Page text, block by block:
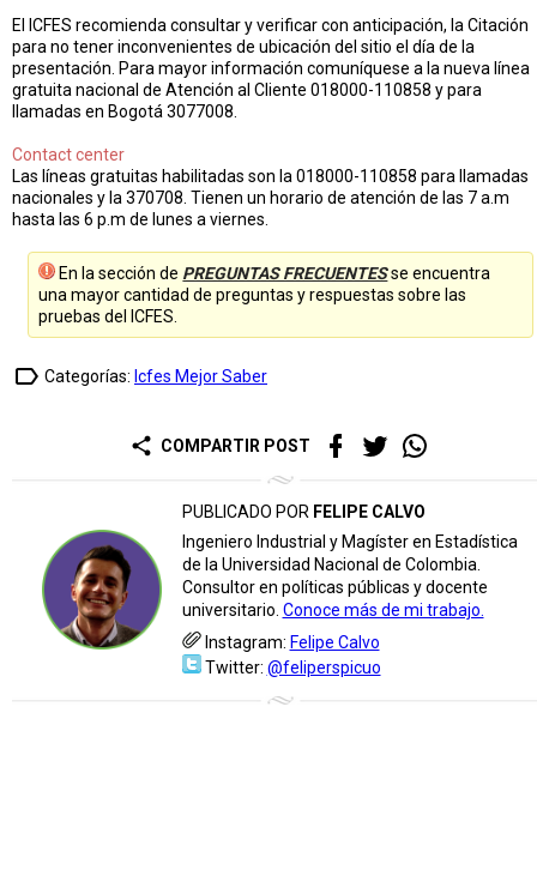
El ICFES recomienda consultar y verificar con anticipación, la Citación
para no tener inconvenientes de ubicación del sitio el día de la
presentación. Para mayor información comuníquese a la nueva línea
gratuita nacional de Atención al Cliente 018000-110858 y para
llamadas en Bogotá 3077008.
Contact center
Las líneas gratuitas habilitadas son la 018000-110858 para llamadas
nacionales y la 370708. Tienen un horario de atención de las 7 a.m
hasta las 6 p.m de lunes a viernes.
En la sección de PREGUNTAS FRECUENTESse encuentra
una mayor cantidad de preguntas y respuestas sobre las
pruebas del ICFES.
label_outline Categorías: Icfes Mejor Saber
share COMPARTIR POST
PUBLICADO POR FELIPE CALVO
Ingeniero Industrial y Magíster en Estadística
de la Universidad Nacional de Colombia.
Consultor en políticas públicas y docente
universitario. Conoce más de mi trabajo.
Instagram: Felipe Calvo
Twitter: @feliperspicuo